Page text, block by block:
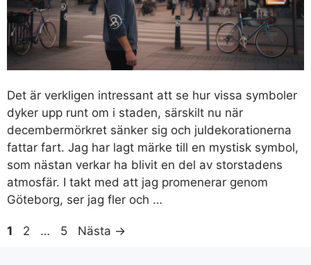
Det är verkligen intressant att se hur vissa symboler
dyker upp runt om i staden, särskilt nu när
decembermörkret sänker sig och juldekorationerna
fattar fart. Jag har lagt märke till en mystisk symbol,
som nästan verkar ha blivit en del av storstadens
atmosfär. I takt med att jag promenerar genom
Göteborg, ser jag fler och …
Sida
1 Sida
2 … Sida
5 Nästa →